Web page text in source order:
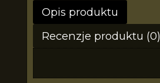
Opis produktu
Recenzje produktu (0)